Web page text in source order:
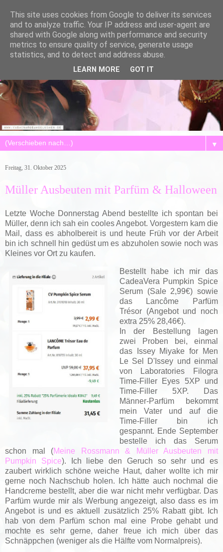
▼
Freitag, 31. Oktober 2025
Müller Ausbeuten mit Parfüm & Halloween
Letzte Woche Donnerstag Abend bestellte ich spontan bei
Müller, denn ich sah ein cooles Angebot. Vorgestern kam die
Mail, dass es abholbereit is und heute Früh vor der Arbeit
bin ich schnell hin gedüst um es abzuholen sowie noch was
Kleines vor Ort zu kaufen.
Bestellt habe ich mir das
CadeaVera Pumpkin Spice
Serum (Sale 2,99€) sowie
das Lancôme Parfüm
Trésor (Angebot und noch
extra 25% 28,46€).
In der Bestellung lagen
zwei Proben bei, einmal
das Issey Miyake for Men
Le Sel D'Issey und einmal
von Laboratories Filogra
Time-Filler Eyes 5XP und
Time-Filler 5XP. Das
Männer-Parfüm bekommt
mein Vater und auf die
Time-Filler bin ich
gespannt. Ende September
bestelle ich das Serum
schon mal (Meine Rossmann & Müller Ausbeuten mit
Pumpkin Spice). Ich liebe den Geruch so sehr und es
zaubert wirklich schöne weiche Haut, daher wollte ich mir
gerne noch Nachschub holen. Ich hätte auch nochmal die
Handcreme bestellt, aber die war nicht mehr verfügbar. Das
Parfüm wurde mir als Werbung angezeigt, also dass es im
Angebot is und es aktuell zusätzlich 25% Rabatt gibt. Ich
hab von dem Parfüm schon mal eine Probe gehabt und
mochte es sehr gerne, daher freue ich mich über das
Schnäppchen (weniger als die Hälfte vom Normalpreis).
This site uses cookies from Google to deliver its services
and to analyze traffic. Your IP address and user-agent are
shared with Google along with performance and security
metrics to ensure quality of service, generate usage
statistics, and to detect and address abuse.
LEARN MORE GOT IT